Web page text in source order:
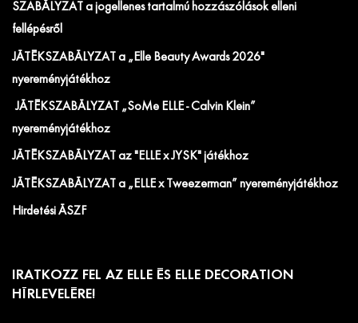
SZABÁLYZAT a jogellenes tartalmú hozzászólások elleni
fellépésről
JÁTÉKSZABÁLYZAT a „Elle Beauty Awards 2026"
nyereményjátékhoz
JÁTÉKSZABÁLYZAT „SoMe ELLE - Calvin Klein”
nyereményjátékhoz
JÁTÉKSZABÁLYZAT az "ELLE x JYSK" játékhoz
JÁTÉKSZABÁLYZAT a „ELLE x Tweezerman” nyereményjátékhoz
Hirdetési ÁSZF
IRATKOZZ FEL AZ ELLE ÉS ELLE DECORATION
HÍRLEVELÉRE!